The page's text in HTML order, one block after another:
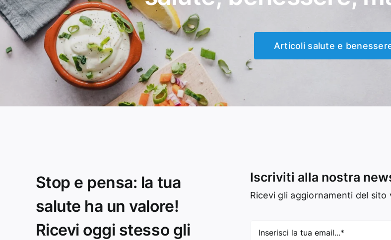
Articoli salute e
Stop e pensa: la tua
salute ha un valore!
Ricevi oggi stesso gli
Iscriviti alla nostra
Ricevi gli aggiornamenti del sito